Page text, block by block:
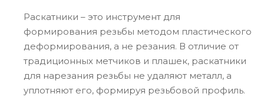
Раскатники – это инструмент для
формирования резьбы методом пластического
деформирования, а не резания. В отличие от
традиционных метчиков и плашек, раскатники
для нарезания резьбы не удаляют металл, а
уплотняют его, формируя резьбовой профиль.